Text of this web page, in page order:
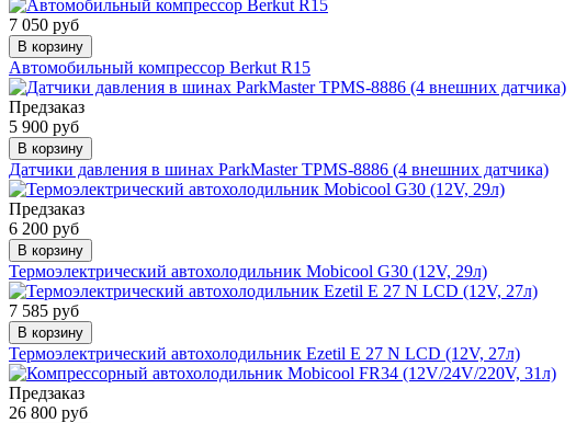
7 050 руб
В корзину
Автомобильный компрессор Berkut R15
Предзаказ
5 900 руб
В корзину
Датчики давления в шинах ParkMaster TPMS-8886 (4 внешних датчика)
Предзаказ
6 200 руб
В корзину
Термоэлектрический автохолодильник Mobicool G30 (12V, 29л)
7 585 руб
В корзину
Термоэлектрический автохолодильник Ezetil E 27 N LCD (12V, 27л)
Предзаказ
26 800 руб